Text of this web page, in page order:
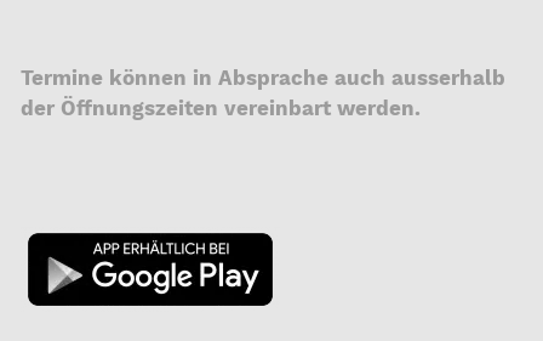
Termine können in Absprache auch ausserhalb
der Öffnungszeiten vereinbart werden.